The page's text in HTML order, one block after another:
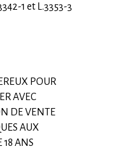
1 et L.3353-3
POUR
AVEC
DE VENTE
AUX
ANS